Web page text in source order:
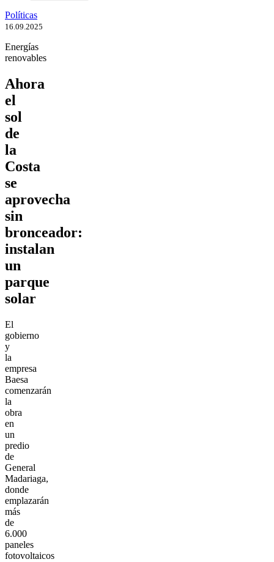
Políticas
16.09.2025
Energías
renovables
Ahora
el
sol
de
la
Costa
se
aprovecha
sin
bronceador:
instalan
un
parque
solar
El
gobierno
y
la
empresa
Baesa
comenzarán
la
obra
en
un
predio
de
General
Madariaga,
donde
emplazarán
más
de
6.000
paneles
fotovoltaicos